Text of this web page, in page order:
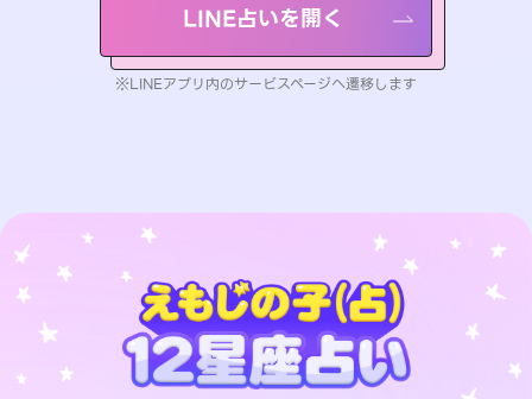
LINE占いを開く
※LINEアプリ内のサービスページへ遷移します